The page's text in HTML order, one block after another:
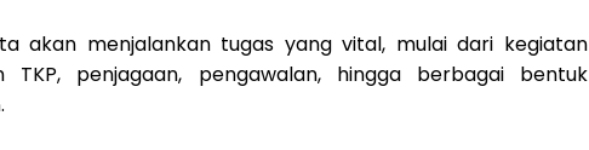
akan menjalankan tugas yang vital, mulai dari kegiatan
TKP, penjagaan, pengawalan, hingga berbagai bentuk